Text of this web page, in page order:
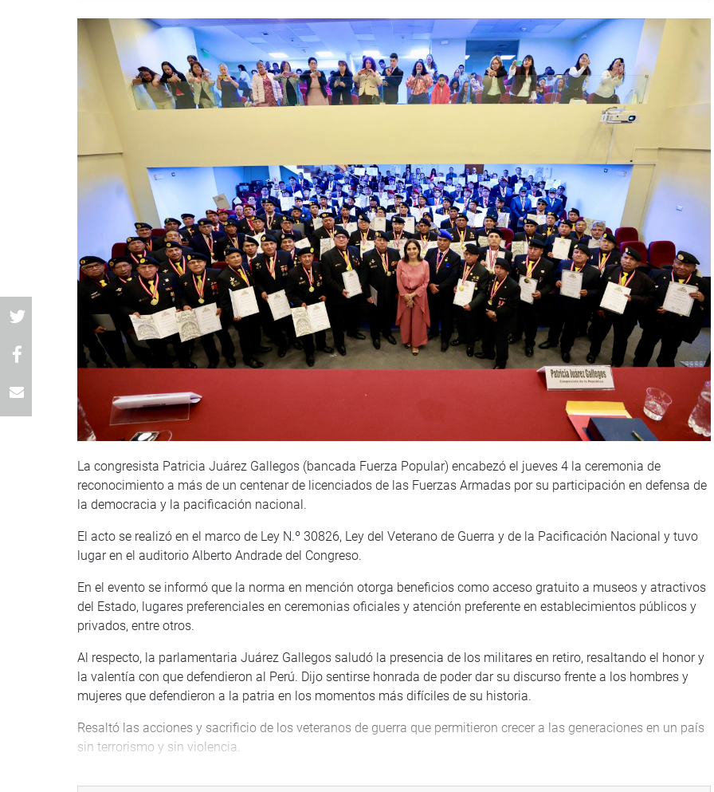
La congresista Patricia Juárez Gallegos (bancada Fuerza Popular) encabezó el jueves 4 la ceremonia de
reconocimiento a más de un centenar de licenciados de las Fuerzas Armadas por su participación en defensa de
la democracia y la pacificación nacional.
El acto se realizó en el marco de Ley N.º 30826, Ley del Veterano de Guerra y de la Pacificación Nacional y tuvo
lugar en el auditorio Alberto Andrade del Congreso.
En el evento se informó que la norma en mención otorga beneficios como acceso gratuito a museos y atractivos
del Estado, lugares preferenciales en ceremonias oficiales y atención preferente en establecimientos públicos y
privados, entre otros.
Al respecto, la parlamentaria Juárez Gallegos saludó la presencia de los militares en retiro, resaltando el honor y
la valentía con que defendieron al Perú. Dijo sentirse honrada de poder dar su discurso frente a los hombres y
mujeres que defendieron a la patria en los momentos más difíciles de su historia.
Resaltó las acciones y sacrificio de los veteranos de guerra que permitieron crecer a las generaciones en un país
sin terrorismo y sin violencia.